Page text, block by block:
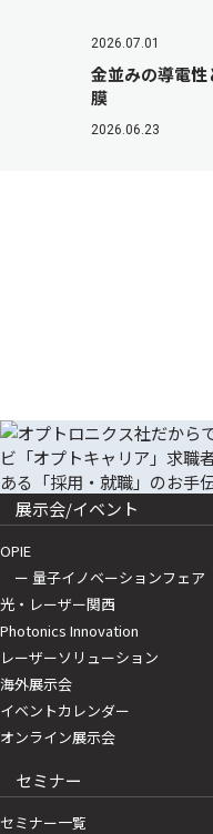
2026.07.01
金並みの導電
膜
2026.06.23
展示会/イベント
OPIE
ー 量子イノベーションフェア
光・レーザー関西
Photonics Innovation
レーザーソリューション
海外展示会
イベントカレンダー
オンライン展示会
セミナー
セミナー一覧